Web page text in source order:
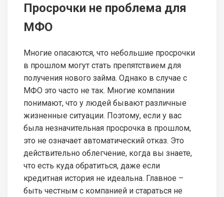
Просрочки не проблема для
МФО
Многие опасаются, что небольшие просрочки
в прошлом могут стать препятствием для
получения нового займа. Однако в случае с
МФО это часто не так. Многие компании
понимают, что у людей бывают различные
жизненные ситуации. Поэтому, если у вас
была незначительная просрочка в прошлом,
это не означает автоматический отказ. Это
действительно облегчение, когда вы знаете,
что есть куда обратиться, даже если
кредитная история не идеальна. Главное –
быть честным с компанией и стараться не